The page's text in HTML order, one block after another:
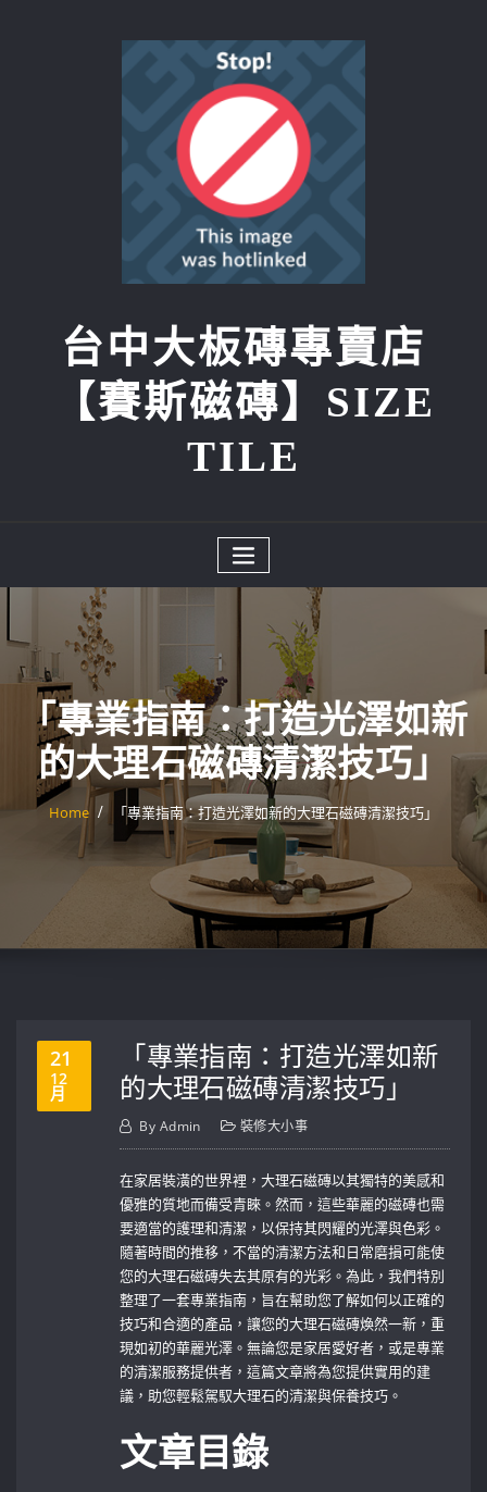
台中大板磚專賣店
【賽斯磁磚】SIZE
TILE
「專業指南：打造光澤如新
的大理石磁磚清潔技巧」
Home 「專業指南：打造光澤如新的大理石磁磚清潔技巧」
21
12
月
「專業指南：打造光澤如新
的大理石磁磚清潔技巧」
By Admin 裝修大小事
在家居裝潢的世界裡，大理石磁磚以其獨特的美感和
優雅的質地而備受青睞。然而，這些華麗的磁磚也需
要適當的護理和清潔，以保持其閃耀的光澤與色彩。
隨著時間的推移，不當的清潔方法和日常磨損可能使
您的大理石磁磚失去其原有的光彩。為此，我們特別
整理了一套專業指南，旨在幫助您了解如何以正確的
技巧和合適的產品，讓您的大理石磁磚煥然一新，重
現如初的華麗光澤。無論您是家居愛好者，或是專業
的清潔服務提供者，這篇文章將為您提供實用的建
議，助您輕鬆駕馭大理石的清潔與保養技巧。
文章目錄